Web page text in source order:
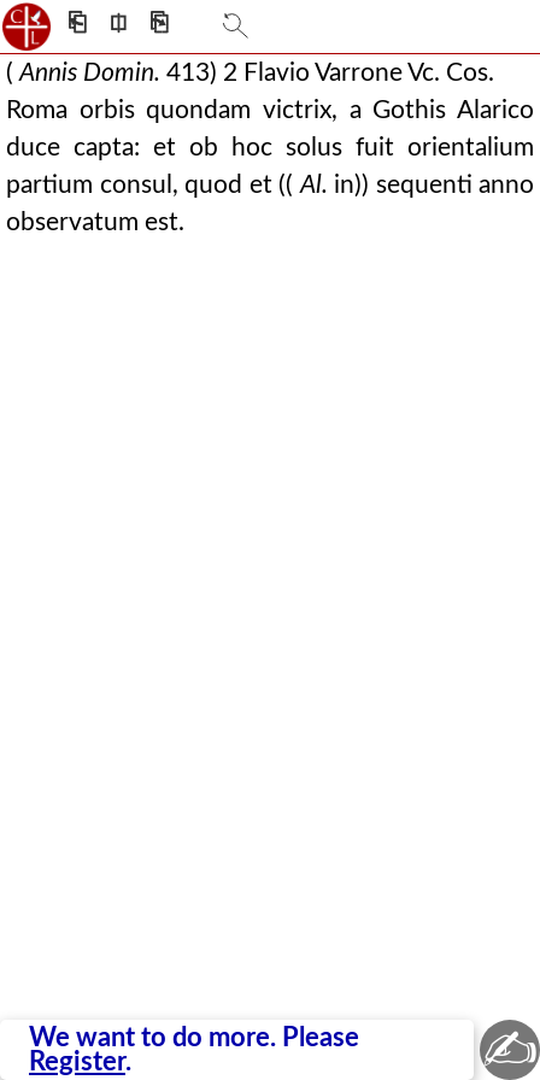
⎗ ⎅ ⎘
We want to do more. Please
Register.
( Annis Domin. 413) 2 Flavio Varrone Vc. Cos.
Roma orbis quondam victrix, a Gothis Alarico
duce capta: et ob hoc solus fuit orientalium
partium consul, quod et (( Al. in)) sequenti anno
observatum est.
✍